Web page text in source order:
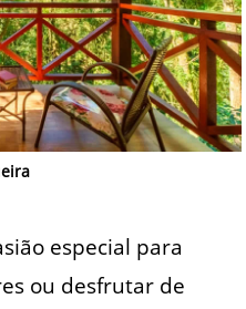
especial para
ou desfrutar de